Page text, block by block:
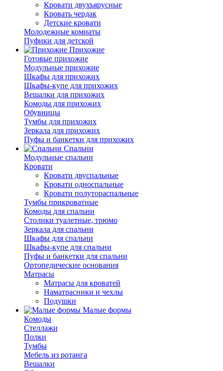
Кровати двухъярусные
Кровать чердак
Детские кровати
Молодежные комнаты
Пуфики для детской
Прихожие
Готовые прихожие
Модульные прихожие
Шкафы для прихожих
Шкафы-купе для прихожих
Вешалки для прихожих
Комоды для прихожих
Обувницы
Тумбы для прихожих
Зеркала для прихожих
Пуфы и банкетки для прихожих
Спальни
Модульные спальни
Кровати
Кровати двуспальные
Кровати односпальные
Кровати полутораспальные
Тумбы прикроватные
Комоды для спальни
Столики туалетные, трюмо
Зеркала для спальни
Шкафы для спальни
Шкафы-купе для спальни
Пуфы и банкетки для спальни
Ортопедические основания
Матрасы
Матрасы для кроватей
Наматрасники и чехлы
Подушки
Малые формы
Комоды
Стеллажи
Полки
Тумбы
Мебель из ротанга
Вешалки